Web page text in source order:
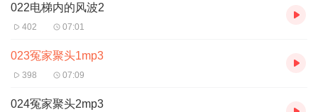
022电梯内的风波2
402 07:01
023冤家聚头1mp3
398 07:09
024冤家聚头2mp3